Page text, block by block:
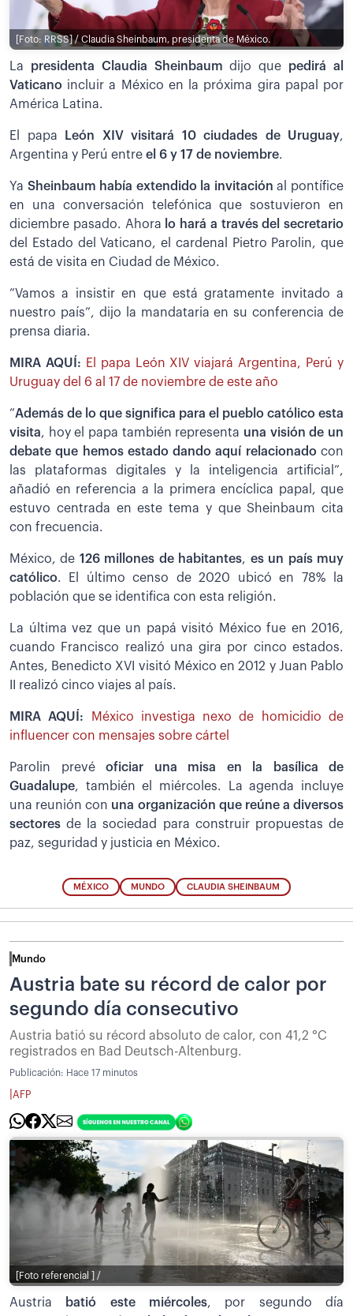
[Foto: RRSS] / Claudia Sheinbaum, presidenta de México.
La presidenta Claudia Sheinbaum dijo que pedirá al
Vaticano incluir a México en la próxima gira papal por
América Latina.
El papa León XIV visitará 10 ciudades de Uruguay,
Argentina y Perú entre el 6 y 17 de noviembre.
Ya Sheinbaum había extendido la invitación al pontífice
en una conversación telefónica que sostuvieron en
diciembre pasado. Ahora lo hará a través del secretario
del Estado del Vaticano, el cardenal Pietro Parolin, que
está de visita en Ciudad de México.
”Vamos a insistir en que está gratamente invitado a
nuestro país”, dijo la mandataria en su conferencia de
prensa diaria.
MIRA AQUÍ: El papa León XIV viajará Argentina, Perú y
Uruguay del 6 al 17 de noviembre de este año
”Además de lo que significa para el pueblo católico esta
visita, hoy el papa también representa una visión de un
debate que hemos estado dando aquí relacionadocon
las plataformas digitales y la inteligencia artificial”,
añadió en referencia a la primera encíclica papal, que
estuvo centrada en este tema y que Sheinbaum cita
con frecuencia.
México, de 126 millones de habitantes, es un país muy
católico. El último censo de 2020 ubicó en 78% la
población que se identifica con esta religión.
La última vez que un papá visitó México fue en 2016,
cuando Francisco realizó una gira por cinco estados.
Antes, Benedicto XVI visitó México en 2012 y Juan Pablo
II realizó cinco viajes al país.
MIRA AQUÍ:
México investiga nexo de homicidio de
influencer con mensajes sobre cártel
Parolin prevé oficiar una misa en la basílica de
Guadalupe, también el miércoles. La agenda incluye
una reunión con una organización que reúne a diversos
sectoresde la sociedad para construir propuestas de
paz, seguridad y justicia en México.
MÉXICO MUNDO CLAUDIA SHEINBAUM
Mundo
Austria bate su récord de calor por
segundo día consecutivo
Austria batió su récord absoluto de calor, con 41,2 °C
registrados en Bad Deutsch-Altenburg.
Publicación: Hace 17 minutos
AFP
[Foto referencial ] /
Austria batió este miércoles, por segundo día